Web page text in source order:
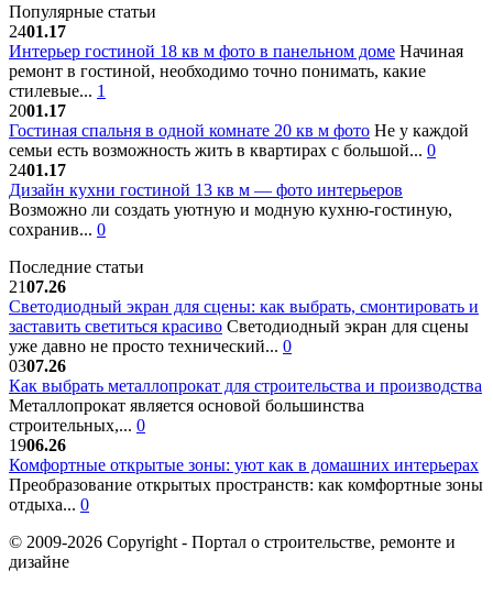
Популярные статьи
2401.17
Интерьер гостиной 18 кв м фото в панельном доме Начиная
ремонт в гостиной, необходимо точно понимать, какие
стилевые... 1
2001.17
Гостиная спальня в одной комнате 20 кв м фото Не у каждой
семьи есть возможность жить в квартирах с большой... 0
2401.17
Дизайн кухни гостиной 13 кв м — фото интерьеров
Возможно ли создать уютную и модную кухню-гостиную,
сохранив... 0
Последние статьи
2107.26
Светодиодный экран для сцены: как выбрать, смонтировать и
заставить светиться красиво Светодиодный экран для сцены
уже давно не просто технический... 0
0307.26
Как выбрать металлопрокат для строительства и производства
Металлопрокат является основой большинства
строительных,... 0
1906.26
Комфортные открытые зоны: уют как в домашних интерьерах
Преобразование открытых пространств: как комфортные зоны
отдыха... 0
© 2009-2026 Copyright - Портал о строительстве, ремонте и
дизайне